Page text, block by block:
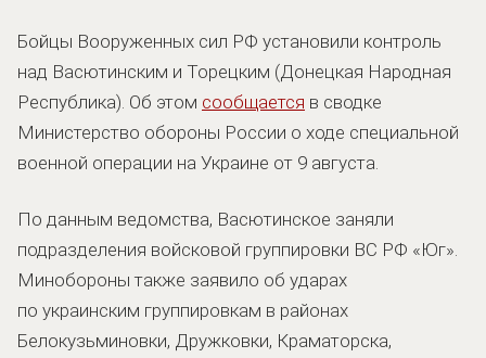
Бойцы Вооруженных сил РФ установили контроль
над Васютинским и Торецким (Донецкая Народная
Республика). Об этом сообщается в сводке
Министерство обороны России о ходе специальной
военной операции на Украине от 9 августа.
По данным ведомства, Васютинское заняли
подразделения войсковой группировки ВС РФ «Юг».
Минобороны также заявило об ударах
по украинским группировкам в районах
Белокузьминовки, Дружковки, Краматорска,